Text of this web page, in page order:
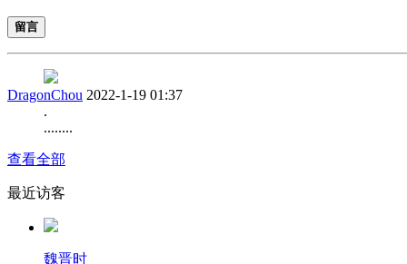
留言
DragonChou 2022-1-19 01:37
.
........
查看全部
最近访客
魏晋时